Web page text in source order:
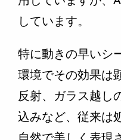
しています。
特に動きの早いシ
環境でその効果は
反射、ガラス越し
込みなど、従来は